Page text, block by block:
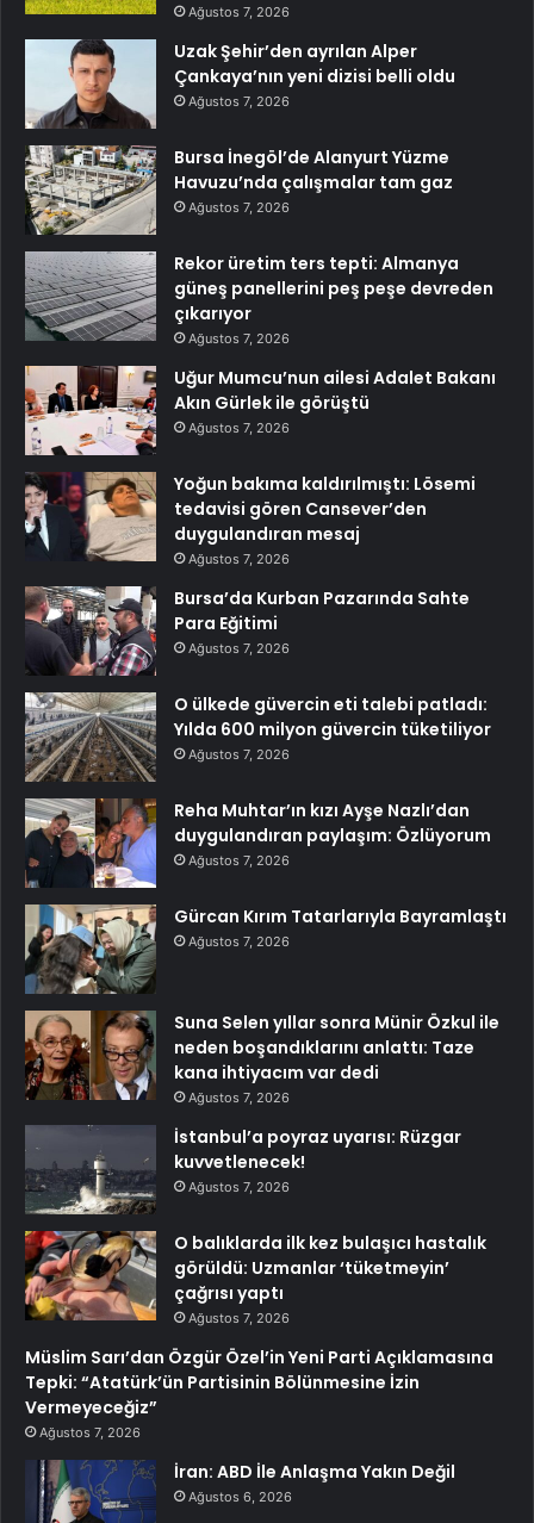
Ağustos 7, 2026
Uzak Şehir’den ayrılan Alper
Çankaya’nın yeni dizisi belli oldu
Ağustos 7, 2026
Bursa İnegöl’de Alanyurt Yüzme
Havuzu’nda çalışmalar tam gaz
Ağustos 7, 2026
Rekor üretim ters tepti: Almanya
güneş panellerini peş peşe devreden
çıkarıyor
Ağustos 7, 2026
Uğur Mumcu’nun ailesi Adalet Bakanı
Akın Gürlek ile görüştü
Ağustos 7, 2026
Yoğun bakıma kaldırılmıştı: Lösemi
tedavisi gören Cansever’den
duygulandıran mesaj
Ağustos 7, 2026
Bursa’da Kurban Pazarında Sahte
Para Eğitimi
Ağustos 7, 2026
O ülkede güvercin eti talebi patladı:
Yılda 600 milyon güvercin tüketiliyor
Ağustos 7, 2026
Reha Muhtar’ın kızı Ayşe Nazlı’dan
duygulandıran paylaşım: Özlüyorum
Ağustos 7, 2026
Gürcan Kırım Tatarlarıyla Bayramlaştı
Ağustos 7, 2026
Suna Selen yıllar sonra Münir Özkul ile
neden boşandıklarını anlattı: Taze
kana ihtiyacım var dedi
Ağustos 7, 2026
İstanbul’a poyraz uyarısı: Rüzgar
kuvvetlenecek!
Ağustos 7, 2026
O balıklarda ilk kez bulaşıcı hastalık
görüldü: Uzmanlar ‘tüketmeyin’
çağrısı yaptı
Ağustos 7, 2026
Müslim Sarı’dan Özgür Özel’in Yeni Parti Açıklamasına
Tepki: “Atatürk’ün Partisinin Bölünmesine İzin
Vermeyeceğiz”
Ağustos 7, 2026
İran: ABD İle Anlaşma Yakın Değil
Ağustos 6, 2026